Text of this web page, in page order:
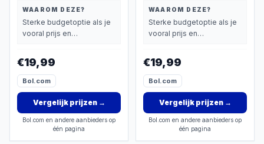
Plantar Fasciitis -
(3stuks) - Inclusief
Video Poster & Tas
WAAROM DEZE?
Sterke budgetoptie als je
vooral prijs en
€19,99
Bol.com
Vergelijk prijzen→
Bol.com en andere aanbieders op
één pagina
Plantar Fasciitis -
stuks) - Inclusief Video
Poster & Tas
WAAROM DEZE?
Sterke budgetoptie als je
vooral prijs en
€19,99
Bol.com
Vergelijk prijzen→
Bol.com en andere aanbieders op
één pagina